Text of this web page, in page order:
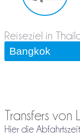
Reiseziel in
Transfers von
Hier die